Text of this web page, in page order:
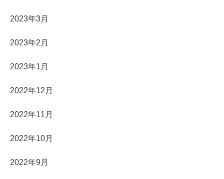
2023年3月
2023年2月
2023年1月
2022年12月
2022年11月
2022年10月
2022年9月